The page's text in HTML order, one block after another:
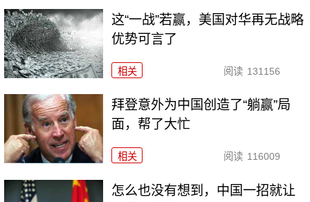
这“一战”若赢，美国对华再无战略
优势可言了
相关 阅读 131156
拜登意外为中国创造了“躺赢”局
面，帮了大忙
相关 阅读 116009
怎么也没有想到，中国一招就让